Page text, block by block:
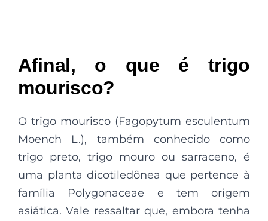
Afinal, o que é trigo
mourisco?
O trigo mourisco (Fagopytum esculentum
Moench L.), também conhecido como
trigo preto, trigo mouro ou sarraceno, é
uma planta dicotiledônea que pertence à
família Polygonaceae e tem origem
asiática. Vale ressaltar que, embora tenha